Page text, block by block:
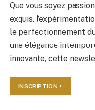
Que vous soyez
exquis,
le perfectionnement
une élégance
innovante, cette
INSCRIPTION +